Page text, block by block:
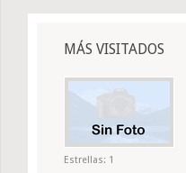
MÁS VISITADOS
Estrellas: 1